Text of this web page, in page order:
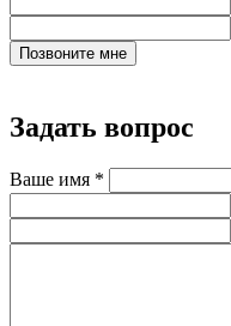
Позвоните мне
Задать вопрос
Ваше имя *